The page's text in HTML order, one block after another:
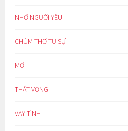
NHỚ NGƯỜI YÊU
CHÙM THƠ TỰ SỰ
MƠ
THẤT VỌNG
VAY TÌNH